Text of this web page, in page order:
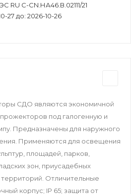
RU C-CN.НА46.В.02111/21
27 до: 2026-10-26
СДО являются экономичной
под галогенную и
Предназначены для наружного
Применяются для освещения
площадей, парков,
зон, приусадебных
Отличительные
корпус; IP 65; защита от